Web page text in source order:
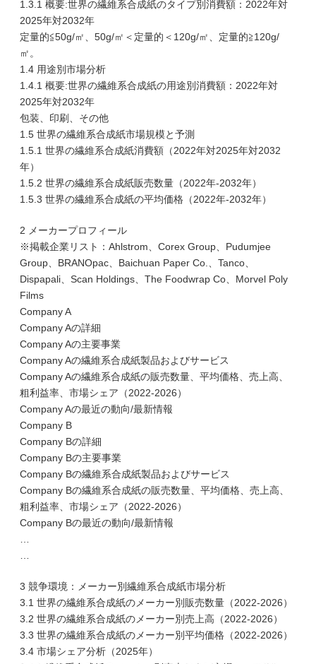
1.3.1 概要:世界の繊維系合成紙のタイプ別消費額：2022年対
2025年対2032年
定量的≦50g/㎡、50g/㎡＜定量的＜120g/㎡、定量的≧120g/
㎡。
1.4 用途別市場分析
1.4.1 概要:世界の繊維系合成紙の用途別消費額：2022年対
2025年対2032年
包装、印刷、その他
1.5 世界の繊維系合成紙市場規模と予測
1.5.1 世界の繊維系合成紙消費額（2022年対2025年対2032
年）
1.5.2 世界の繊維系合成紙販売数量（2022年-2032年）
1.5.3 世界の繊維系合成紙の平均価格（2022年-2032年）
2 メーカープロフィール
※掲載企業リスト：Ahlstrom、Corex Group、Pudumjee
Group、BRANOpac、Baichuan Paper Co.、Tanco、
Dispapali、Scan Holdings、The Foodwrap Co、Morvel Poly
Films
Company A
Company Aの詳細
Company Aの主要事業
Company Aの繊維系合成紙製品およびサービス
Company Aの繊維系合成紙の販売数量、平均価格、売上高、
粗利益率、市場シェア（2022-2026）
Company Aの最近の動向/最新情報
Company B
Company Bの詳細
Company Bの主要事業
Company Bの繊維系合成紙製品およびサービス
Company Bの繊維系合成紙の販売数量、平均価格、売上高、
粗利益率、市場シェア（2022-2026）
Company Bの最近の動向/最新情報
3 競争環境：メーカー別繊維系合成紙市場分析
3.1 世界の繊維系合成紙のメーカー別販売数量（2022-2026）
3.2 世界の繊維系合成紙のメーカー別売上高（2022-2026）
3.3 世界の繊維系合成紙のメーカー別平均価格（2022-2026）
3.4 市場シェア分析（2025年）